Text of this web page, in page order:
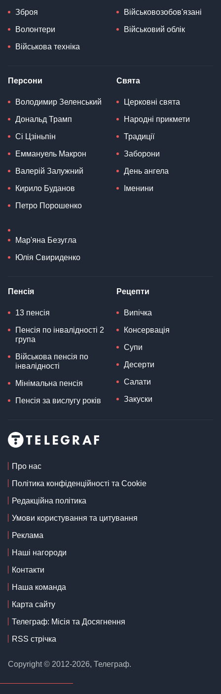
Зброя
Волонтери
Військова техніка
Військовозобов'язані
Військовий облік
Персони
Володимир Зеленський
Дональд Трамп
Сі Цзіньпін
Еммануель Макрон
Валерій Залужний
Кирило Буданов
Петро Порошенко
Мар'яна Безугла
Юлія Свириденко
Свята
Церковні свята
Народні прикмети
Традиції
Заборони
День ангела
Іменини
Пенсія
13 пенсія
Пенсія по інвалідності 2
група
Військова пенсія по
інвалідності
Мінімальна пенсія
Пенсія за вислугу років
Рецепти
Випічка
Консервація
Супи
Десерти
Салати
Закуски
Про нас
Політика конфіденційності та Cookie
Редакційна політика
Умови користування та цитування
Реклама
Наші нагороди
Контакти
Наша команда
Карта сайту
Телеграф: Місія та Досягнення
RSS стрічка
Copyright © 2012-2026, Телеграф.